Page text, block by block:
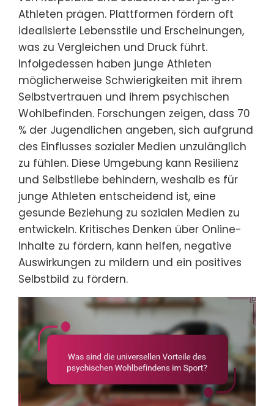
Athleten prägen. Plattformen fördern oft
idealisierte Lebensstile und Erscheinungen,
was zu Vergleichen und Druck führt.
Infolgedessen haben junge Athleten
möglicherweise Schwierigkeiten mit ihrem
Selbstvertrauen und ihrem psychischen
Wohlbefinden. Forschungen zeigen, dass 70
% der Jugendlichen angeben, sich aufgrund
des Einflusses sozialer Medien unzulänglich
zu fühlen. Diese Umgebung kann Resilienz
und Selbstliebe behindern, weshalb es für
junge Athleten entscheidend ist, eine
gesunde Beziehung zu sozialen Medien zu
entwickeln. Kritisches Denken über Online-
Inhalte zu fördern, kann helfen, negative
Auswirkungen zu mildern und ein positives
Selbstbild zu fördern.